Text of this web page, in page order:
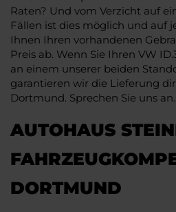
Raten? Und vom Verzicht auf
Fällen ist dies möglich und auf
Ihnen Ihren vorhandenen
Preis ab. Wenn Sie Ihren VW
an einem unserer beiden
garantieren wir die Lieferung
Dortmund. Sprechen Sie uns an.
AUTOHAUS
DORTMUND